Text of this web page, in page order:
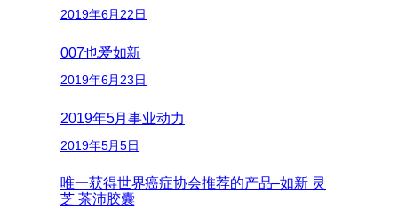
2019年6月22日
007也爱如新
2019年6月23日
2019年5月事业动力
2019年5月5日
唯一获得世界癌症协会推荐的产品–如新 灵
芝 茶沛胶囊